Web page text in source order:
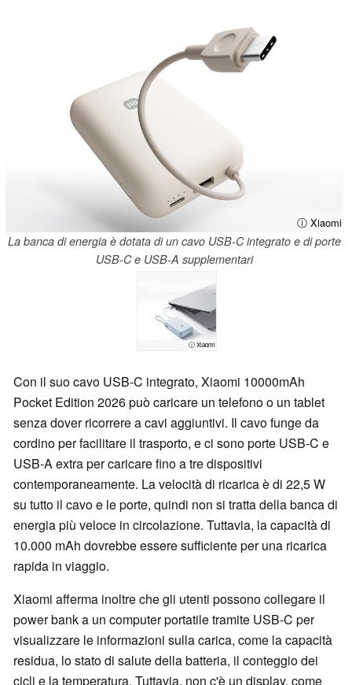
ⓘ Xiaomi
La banca di energia è dotata di un cavo USB-C integrato e di porte
USB-C e USB-A supplementari
ⓘ Xiaomi
Con il suo cavo USB-C integrato, Xiaomi 10000mAh
Pocket Edition 2026 può caricare un telefono o un tablet
senza dover ricorrere a cavi aggiuntivi. Il cavo funge da
cordino per facilitare il trasporto, e ci sono porte USB-C e
USB-A extra per caricare fino a tre dispositivi
contemporaneamente. La velocità di ricarica è di 22,5 W
su tutto il cavo e le porte, quindi non si tratta della banca di
energia più veloce in circolazione. Tuttavia, la capacità di
10.000 mAh dovrebbe essere sufficiente per una ricarica
rapida in viaggio.
Xiaomi afferma inoltre che gli utenti possono collegare il
power bank a un computer portatile tramite USB-C per
visualizzare le informazioni sulla carica, come la capacità
residua, lo stato di salute della batteria, il conteggio dei
cicli e la temperatura. Tuttavia, non c'è un display, come